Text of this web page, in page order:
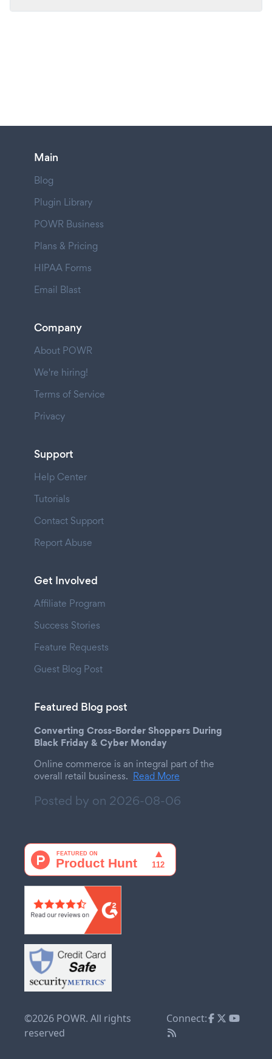
Main
Blog
Plugin Library
POWR Business
Plans & Pricing
HIPAA Forms
Email Blast
Company
About POWR
We're hiring!
Terms of Service
Privacy
Support
Help Center
Tutorials
Contact Support
Report Abuse
Get Involved
Affiliate Program
Success Stories
Feature Requests
Guest Blog Post
Featured Blog post
Converting Cross-Border Shoppers During
Black Friday & Cyber Monday
Online commerce is an integral part of the
overall retail business. Read More
Posted by on 2026-08-06
©2026 POWR. All rights
reserved
Connect: